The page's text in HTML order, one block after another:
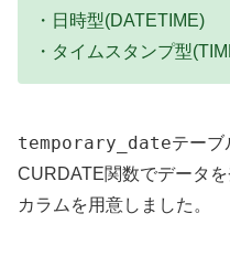
・日時型(DATETIME)
・タイムスタンプ型
temporary_dateテーブ
CURDATE関数でデータ
カラムを用意しました。